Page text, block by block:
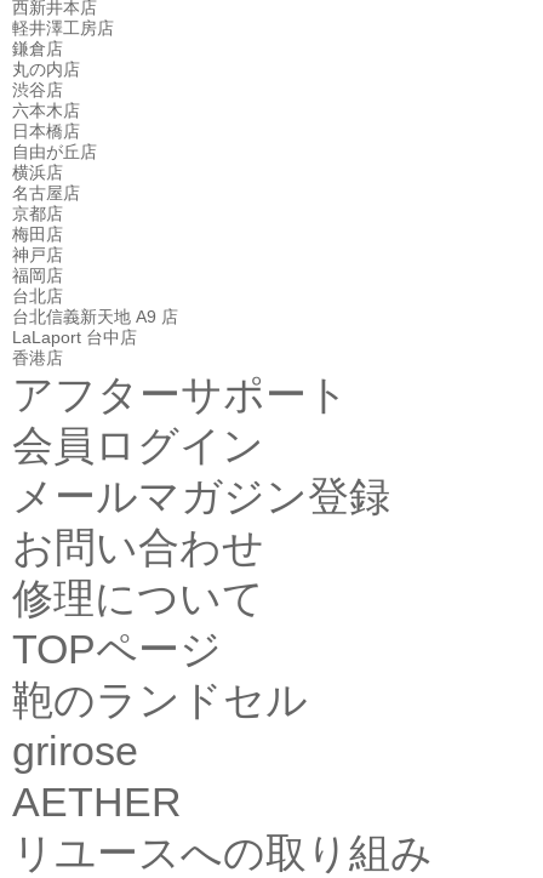
西新井本店
軽井澤工房店
鎌倉店
丸の内店
渋谷店
六本木店
日本橋店
自由が丘店
横浜店
名古屋店
京都店
梅田店
神戸店
福岡店
台北店
台北信義新天地 A9 店
LaLaport 台中店
香港店
アフターサポート
会員ログイン
メールマガジン登録
お問い合わせ
修理について
TOPページ
鞄のランドセル
grirose
AETHER
リユースへの取り組み